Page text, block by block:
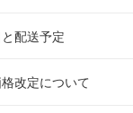
配送予定
改定について